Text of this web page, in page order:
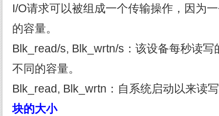
I/O请求可以被组成一个传输操作，因为
的容量。
Blk_read/s, Blk_wrtn/s：该设备每秒读
不同的容量。
Blk_read, Blk_wrtn：自系统启动以来读
块的大小